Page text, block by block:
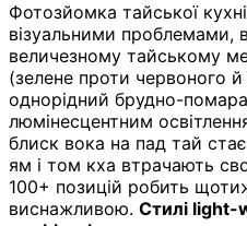
Фотозйомка тайської
візуальними проблемами,
величезному тайському
(зелене проти червоного
однорідний брудно-
люмінесцентним
блиск вока на пад тай
ям і том кха втрачають
100+ позицій робить
виснажливою. Стилі light-